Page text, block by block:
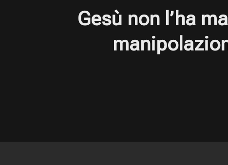
Gesù non l’ha